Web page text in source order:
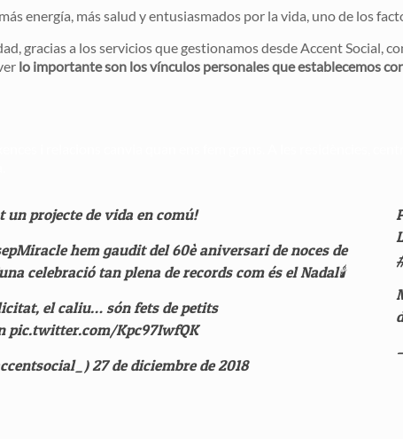
energía, más salud y entusiasmados por la vida, uno de los
gracias a los servicios que gestionamos desde Accent Social,
lo importante son los vínculos personales que establecemos
un projecte de vida en comú!
hem gaudit del 60è aniversari de noces de
celebració tan plena de records com és el Nadal🕯️
el caliu… són fets de petits
pic.twitter.com/Kpc97IwfQK
27 de diciembre de 2018